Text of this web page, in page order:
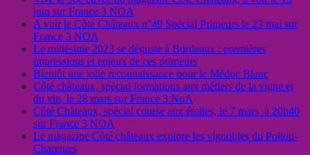
juin sur France 3 NOA
A voir le Côté Châteaux n°49 Spécial Primeurs le 23 mai sur
France 3 NOA
Le millésime 2023 se déguste à Bordeaux : premières
impressions et enjeux de ces primeurs
Bientôt une jolie reconnaissance pour le Médoc Blanc
Côté châteaux, spécial formations aux métiers de la vigne et
du vin, le 28 mars sur France 3 NoA
Côté Châteaux, spécial course aux étoiles, le 7 mars à 20h40
sur France 3 NOA
Le magazine Côté châteaux explore les vignobles du Poitou-
Charentes